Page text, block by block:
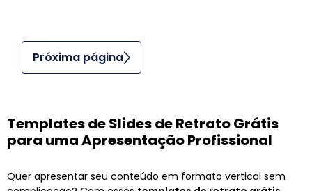
Próxima página
Templates de Slides de Retrato Grátis
para uma Apresentação Profissional
Quer apresentar seu conteúdo em formato vertical sem